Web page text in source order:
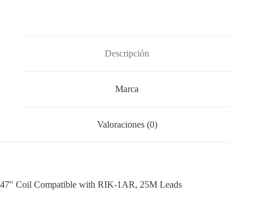
In
pa
rti
r
Descripción
Marca
Valoraciones (0)
47″ Coil Compatible with RIK-1AR, 25M Leads